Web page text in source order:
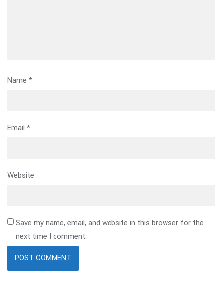
Name *
Email *
Website
Save my name, email, and website in this browser for the
next time I comment.